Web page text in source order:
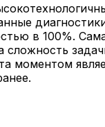
в 100%.
сложность